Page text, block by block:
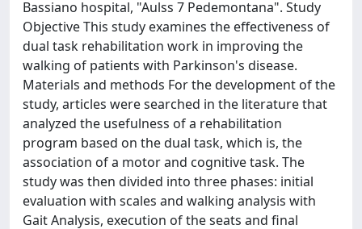
Bassiano hospital, "Aulss 7 Pedemontana". Study
Objective This study examines the effectiveness of
dual task rehabilitation work in improving the
walking of patients with Parkinson's disease.
Materials and methods For the development of the
study, articles were searched in the literature that
analyzed the usefulness of a rehabilitation
program based on the dual task, which is, the
association of a motor and cognitive task. The
study was then divided into three phases: initial
evaluation with scales and walking analysis with
Gait Analysis, execution of the seats and final